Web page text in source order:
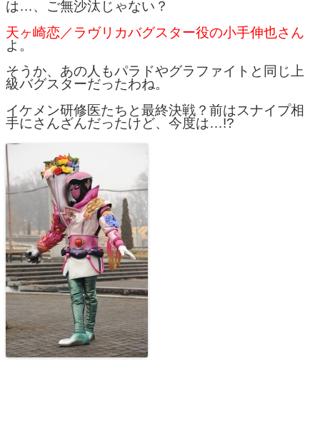
は…、ご無沙汰じゃない？
天ヶ崎恋／ラヴリカバグスター役の小手伸也さん
よ。
そうか、あの人もパラドやグラファイトと同じ上
級バグスターだったわね。
イケメン研修医たちと最終決戦？前はスナイプ相
手にさんざんだったけど、今度は…!?